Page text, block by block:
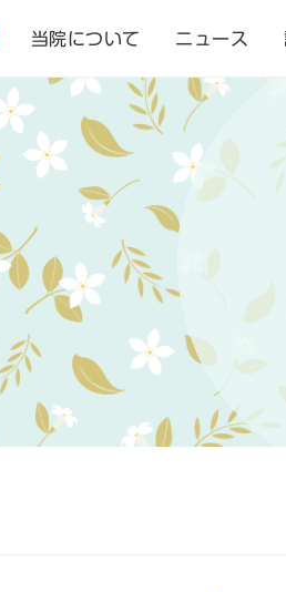
当院について ニュース